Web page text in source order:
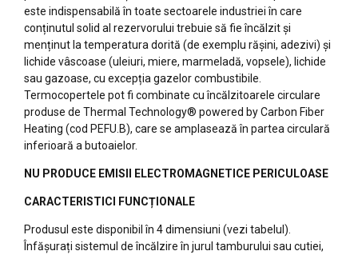
este indispensabilă în toate sectoarele industriei în care
conținutul solid al rezervorului trebuie să fie încălzit și
menținut la temperatura dorită (de exemplu rășini, adezivi) și
lichide vâscoase (uleiuri, miere, marmeladă, vopsele), lichide
sau gazoase, cu excepția gazelor combustibile.
Termocopertele pot fi combinate cu încălzitoarele circulare
produse de Thermal Technology® powered by Carbon Fiber
Heating (cod PEFU.B), care se amplasează în partea circulară
inferioară a butoaielor.
NU PRODUCE EMISII ELECTROMAGNETICE PERICULOASE
CARACTERISTICI FUNCȚIONALE
Produsul este disponibil în 4 dimensiuni (vezi tabelul).
Înfășurați sistemul de încălzire în jurul tamburului sau cutiei,